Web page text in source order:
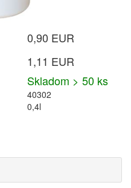
0,90 EUR
1,11 EUR
Skladom > 50 ks
40302
0,4l